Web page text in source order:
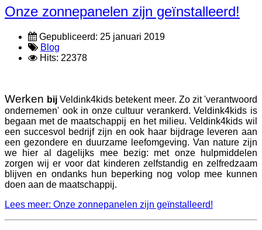
Onze zonnepanelen zijn geïnstalleerd!
Gepubliceerd: 25 januari 2019
Blog
Hits: 22378
Werken bij Veldink4kids betekent meer. Zo zit 'verantwoord
ondernemen' ook in onze cultuur verankerd. Veldink4kids is
begaan met de maatschappij en het milieu. Veldink4kids wil
een succesvol bedrijf zijn en ook haar bijdrage leveren aan
een gezondere en duurzame leefomgeving. Van nature zijn
we hier al dagelijks mee bezig: met onze hulpmiddelen
zorgen wij er voor dat kinderen zelfstandig en zelfredzaam
blijven en ondanks hun beperking nog volop mee kunnen
doen aan de maatschappij.
Lees meer: Onze zonnepanelen zijn geïnstalleerd!